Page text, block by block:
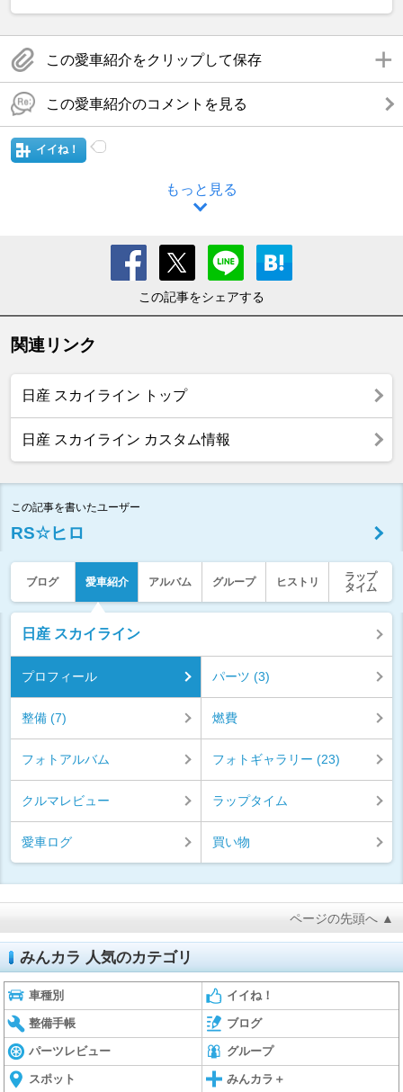
この愛車紹介をクリップして保存
この愛車紹介のコメントを見る
イイね！
もっと見る
この記事をシェアする
関連リンク
日産 スカイライン トップ
日産 スカイライン カスタム情報
この記事を書いたユーザー
RS☆ヒロ
ブログ 愛車紹介 アルバム グループ ヒストリ
ラップ
タイム
日産 スカイライン
プロフィール パーツ (3)
整備 (7) 燃費
フォトアルバム フォトギャラリー (23)
クルマレビュー ラップタイム
愛車ログ 買い物
ページの先頭へ ▲
みんカラ 人気のカテゴリ
車種別 イイね！
整備手帳 ブログ
パーツレビュー グループ
スポット みんカラ＋